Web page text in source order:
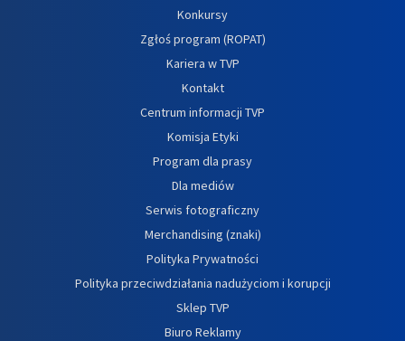
Konkursy
Zgłoś program (ROPAT)
Kariera w TVP
Kontakt
Centrum informacji TVP
Komisja Etyki
Program dla prasy
Dla mediów
Serwis fotograficzny
Merchandising (znaki)
Polityka Prywatności
Polityka przeciwdziałania nadużyciom i korupcji
Sklep TVP
Biuro Reklamy